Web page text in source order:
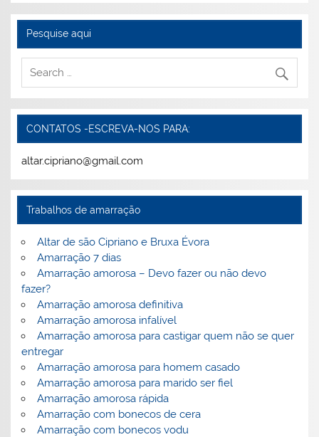
Pesquise aqui
CONTATOS -ESCREVA-NOS PARA:
altar.cipriano@gmail.com
Trabalhos de amarração
Altar de são Cipriano e Bruxa Évora
Amarração 7 dias
Amarração amorosa – Devo fazer ou não devo
fazer?
Amarração amorosa definitiva
Amarração amorosa infalível
Amarração amorosa para castigar quem não se quer
entregar
Amarração amorosa para homem casado
Amarração amorosa para marido ser fiel
Amarração amorosa rápida
Amarração com bonecos de cera
Amarração com bonecos vodu